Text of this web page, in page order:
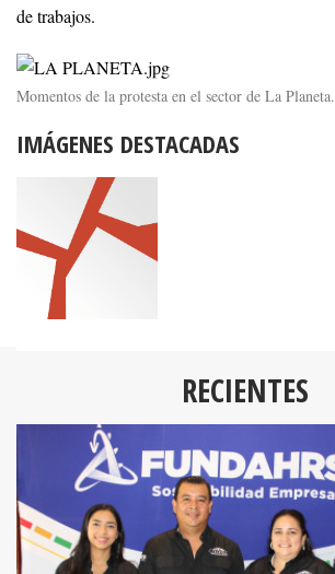
de trabajos.
Momentos de la protesta en el sector de La Planeta.
IMÁGENES DESTACADAS
RECIENTES